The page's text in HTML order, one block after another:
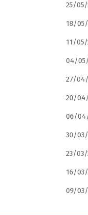
25/05/
18/
11/
04/
27/
20/
06/
30/
23/03/
16/
09/